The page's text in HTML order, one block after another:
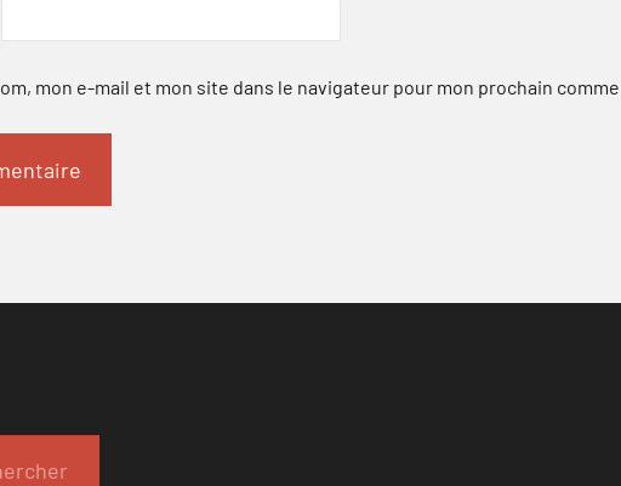
mon e-mail et mon site dans le navigateur pour mon prochain